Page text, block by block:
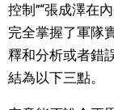
醫療健康
語言
控制”“張成澤在
完全掌握了軍隊
釋和分析或者錯
結為以下三點。